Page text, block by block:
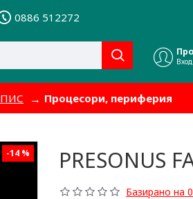
0886 512272
Процесори, периферия
-14 % PRESONUS
Базирано на